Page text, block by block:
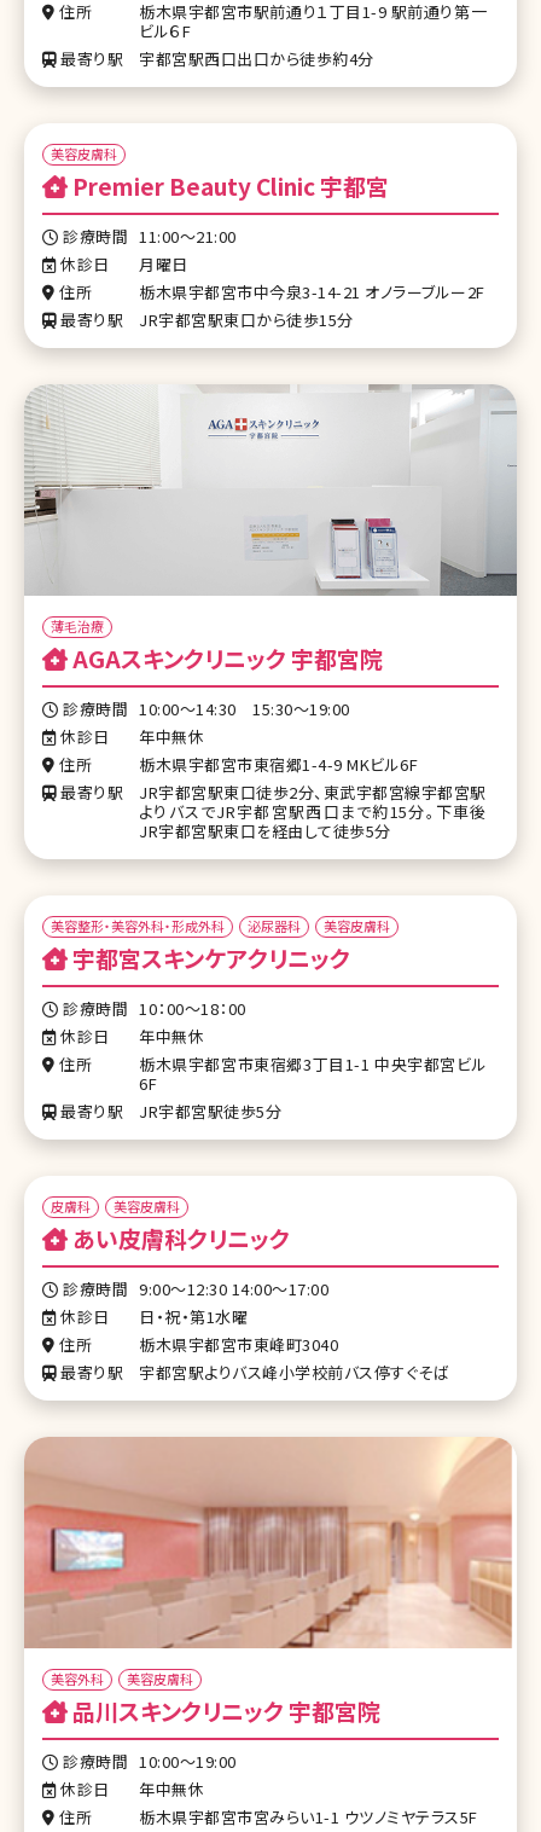
住所
栃木県宇都宮市駅前通り１丁目1-9 駅前通り第一
ビル６F
最寄り駅
宇都宮駅西口出口から徒歩約4分
美容皮膚科
Premier Beauty Clinic 宇都宮
診療時間 11:00～21:00
休診日
月曜日
住所
栃木県宇都宮市中今泉3-14-21 オノラーブルー2F
最寄り駅
JR宇都宮駅東口から徒歩15分
薄毛治療
AGAスキンクリニック 宇都宮院
診療時間 10:00～14:30 15:30～19:00
休診日
年中無休
住所
栃木県宇都宮市東宿郷1-4-9 MKビル6F
最寄り駅
JR宇都宮駅東口徒歩2分、東武宇都宮線宇都宮駅
よりバスでJR宇都宮駅西口まで約15分。下車後
JR宇都宮駅東口を経由して徒歩5分
美容整形・美容外科・形成外科 泌尿器科 美容皮膚科
宇都宮スキンケアクリニック
診療時間 10：00～18：00
休診日
年中無休
住所
栃木県宇都宮市東宿郷3丁目1-1 中央宇都宮ビル
6F
最寄り駅
JR宇都宮駅徒歩5分
皮膚科 美容皮膚科
あい皮膚科クリニック
診療時間 9:00～12:30 14:00～17:00
休診日
日・祝・第1水曜
住所
栃木県宇都宮市東峰町3040
最寄り駅
宇都宮駅よりバス峰小学校前バス停すぐそば
美容外科 美容皮膚科
品川スキンクリニック 宇都宮院
診療時間 10:00～19:00
休診日
年中無休
住所
栃木県宇都宮市宮みらい1-1 ウツノミヤテラス5F